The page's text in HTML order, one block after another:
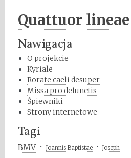
Quattuor lineae
Nawigacja
O projekcie
Kyriale
Rorate caeli desuper
Missa pro defunctis
Śpiewniki
Strony internetowe
Tagi
BMV Joannis Baptistae Joseph